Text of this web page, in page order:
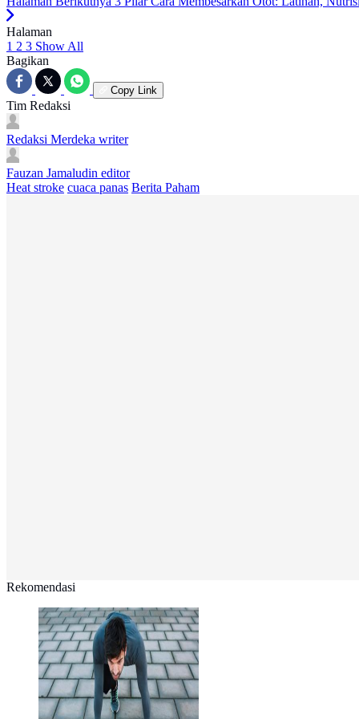
Halaman
1 2 3 Show All
Bagikan
Copy Link
Tim Redaksi
Redaksi Merdeka writer
Fauzan Jamaludin editor
Heat stroke cuaca panas Berita Paham
Rekomendasi